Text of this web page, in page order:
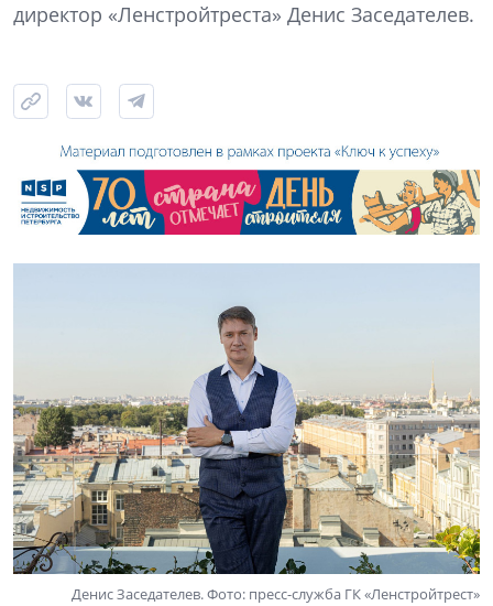
директор «Ленстройтреста» Денис Заседателев.
Денис Заседателев. Фото: пресс-служба ГК «Ленстройтрест»